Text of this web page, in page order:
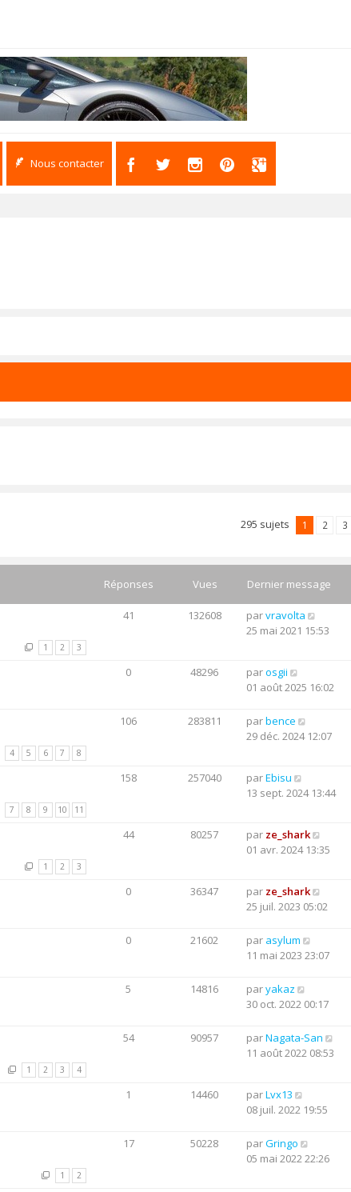
Nous contacter
295 sujets 1 2 3
Réponses Vues Dernier message
1 2 3
41 132608 parvravolta
25 mai 2021 15:53
0 48296 parosgii
01 août 2025 16:02
4 5 6 7 8
106 283811 parbence
29 déc. 2024 12:07
7 8 9 10 11
158 257040 parEbisu
13 sept. 2024 13:44
1 2 3
44 80257 par ze_shark
01 avr. 2024 13:35
0 36347 par ze_shark
25 juil. 2023 05:02
0 21602 par asylum
11 mai 2023 23:07
5 14816 paryakaz
30 oct. 2022 00:17
1 2 3 4
54 90957 parNagata-San
11 août 2022 08:53
1 14460 parLvx13
08 juil. 2022 19:55
1 2
17 50228 parGringo
05 mai 2022 22:26